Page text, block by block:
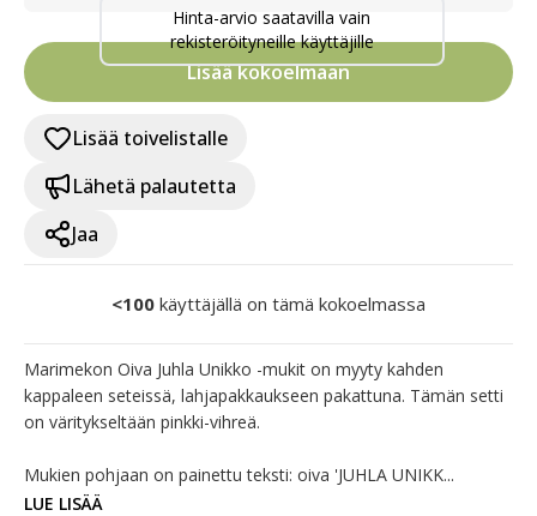
Hinta-arvio saatavilla vain
rekisteröityneille käyttäjille
Lisää kokoelmaan
Lisää toivelistalle
Lähetä palautetta
Jaa
<100 käyttäjällä on tämä kokoelmassa
Marimekon Oiva Juhla Unikko -mukit on myyty kahden
kappaleen seteissä, lahjapakkaukseen pakattuna. Tämän setti
on väritykseltään pinkki-vihreä.
Mukien pohjaan on painettu teksti: oiva 'JUHLA UNIKK...
LUE LISÄÄ